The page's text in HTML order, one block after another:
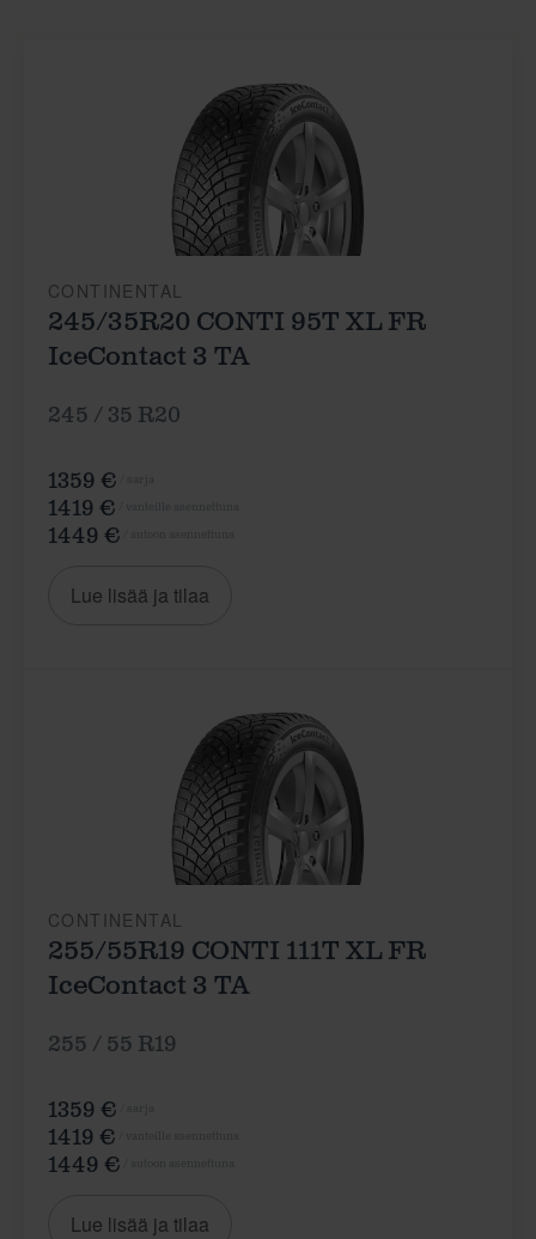
CONTINENTAL
245/35R20 CONTI 95T XL FR
IceContact 3 TA
245 / 35 R20
1359 €
1419 €
1449 €
Lue lisää ja tilaa
CONTINENTAL
255/55R19 CONTI 111T XL FR
IceContact 3 TA
255 / 55 R19
1359 €
1419 €
1449 €
Lue lisää ja tilaa